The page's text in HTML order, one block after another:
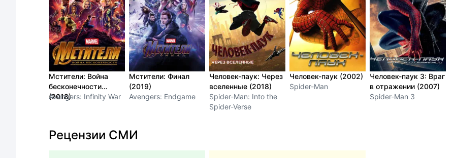
Мстители: Война
бесконечности
(2018)
Avengers: Infinity War
Мстители: Финал
(2019)
Avengers: Endgame
Человек-паук: Через
вселенные (2018)
Spider-Man: Into the
Spider-Verse
Человек-паук (2002)
Spider-Man
Человек-паук 3: Враг
в отражении (2007)
Spider-Man 3
Рецензии СМИ